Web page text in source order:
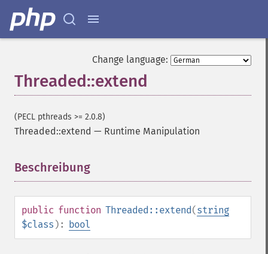
Change language:
Threaded::extend
(PECL pthreads >= 2.0.8)
Threaded::extend — Runtime Manipulation
Beschreibung
public function Threaded::extend(string
$class ): bool